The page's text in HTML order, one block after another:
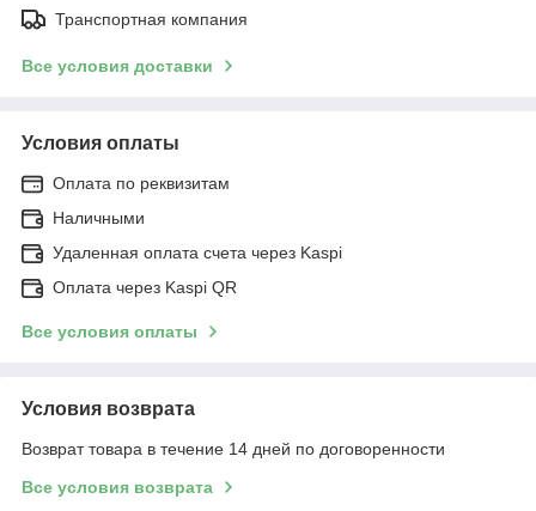
Транспортная компания
Все условия доставки
Условия оплаты
Оплата по реквизитам
Наличными
Удаленная оплата счета через Kaspi
Оплата через Kaspi QR
Все условия оплаты
Условия возврата
Возврат товара в течение 14 дней по договоренности
Все условия возврата